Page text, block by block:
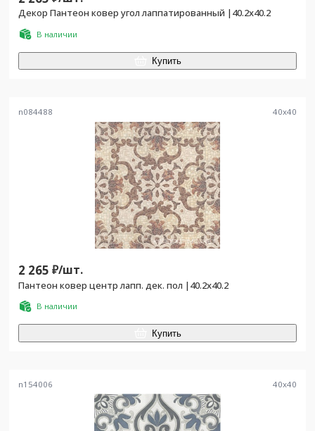
Декор Пантеон ковер угол лаппатированный |40.2x40.2
В наличии
Купить
n084488 40x40
2 265 ₽/шт.
Пантеон ковер центр лапп. дек. пол |40.2x40.2
В наличии
Купить
n154006 40x40